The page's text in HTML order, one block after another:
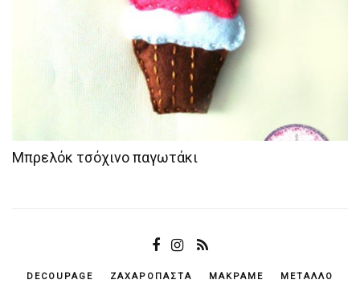
Μπρελόκ τσόχινο παγωτάκι
DECOUPAGE ΖΑΧΑΡΌΠΑΣΤΑ ΜΑΚΡΑΜΈ ΜΈΤΑΛΛΟ